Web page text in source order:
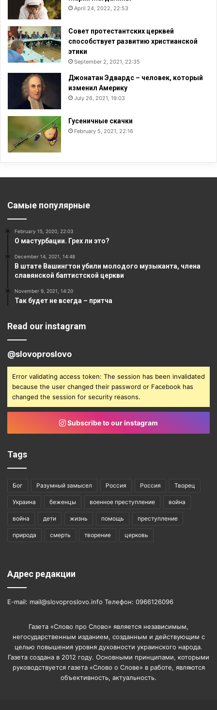
April 24, 2022, 22:53
Совет протестантских церквей
способствует развитию христианской
этики
September 2, 2021, 22:35
Джонатан Эдвардс – человек, который
изменил Америку
July 26, 2021, 19:03
Гусеничные скачки
February 5, 2021, 22:16
Самые популярные
February 15, 2020, 22:03
О мастурбации. Грех ли это?
December 14, 2021, 14:48
В штате Вашингтон убили молодого музыканта, члена
славянской баптистской церкви
November 9, 2021, 14:20
Так будет не всегда – притча
Read our instagram
@slovoproslovo
Error validating access token: The session has been invalidated
because the user changed their password or Facebook has
changed the session for security reasons.
Subscribe to our instagram
Tags
Бог Разумный замысел Россия Россия Творец
Украина беженцы военное преступление война
война дети жизнь помощь преступление
природа смерть творение церковь
Адрес редакции
E-mail: mail@slovoproslovo.info Телефон: 0966126096
Газета «Слово про Слово» является независимым,
негосударственным изданием, созданным и действующим с
целью повышения уровня духовности украинского народа.
Газета создана в 2012 году. Основными принципами, которыми
руководствуется газета «Слово о Слове» в работе, являются
объективность, актуальность.